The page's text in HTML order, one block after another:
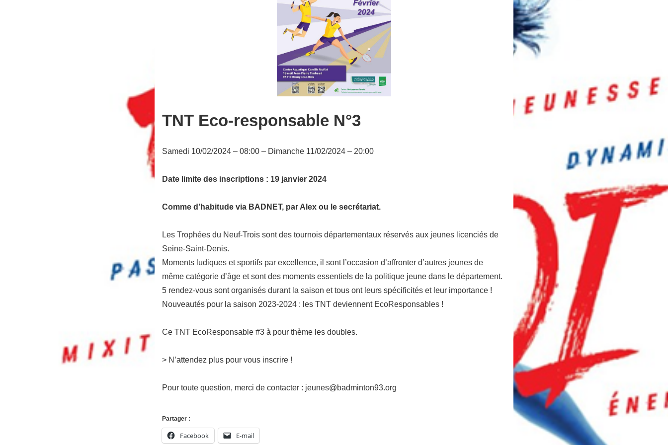
TNT Eco-responsable N°3
Samedi 10/02/2024 – 08:00 – Dimanche 11/02/2024 – 20:00
Date limite des inscriptions : 19 janvier 2024
Comme d’habitude via BADNET, par Alex ou le secrétariat.
Les Trophées du Neuf-Trois sont des tournois départementaux réservés aux jeunes licenciés de
Seine-Saint-Denis.
Moments ludiques et sportifs par excellence, il sont l’occasion d’affronter d’autres jeunes de
même catégorie d’âge et sont des moments essentiels de la politique jeune dans le département.
5 rendez-vous sont organisés durant la saison et tous ont leurs spécificités et leur importance !
Nouveautés pour la saison 2023-2024 : les TNT deviennent EcoResponsables !
Ce TNT EcoResponsable #3 à pour thème les doubles.
> N’attendez plus pour vous inscrire !
Pour toute question, merci de contacter : jeunes@badminton93.org
Partager :
Facebook E-mail